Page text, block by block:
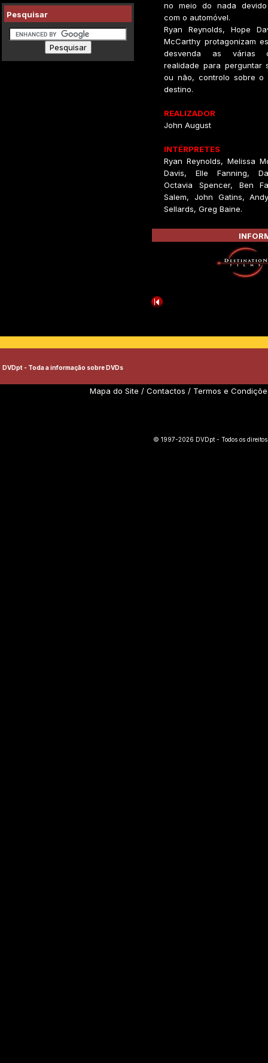
Pesquisar
no meio do nada
com o automóvel.
Ryan Reynolds, Hope
McCarthy protagonizam
desvenda as várias
realidade para perguntar
ou não, controlo sobre o
destino.
REALIZADOR
John August
INTÉRPRETES
Ryan Reynolds, Melissa
Davis, Elle Fanning,
Octavia Spencer, Ben
Salem, John Gatins,
Sellards, Greg Baine.
DVDpt - Toda a informação sobre DVDs
Mapa do Site / Contactos / Termos e
© 1997-2026 DVDpt - Todos os direitos